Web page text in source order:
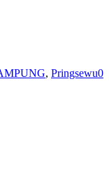
, Pringsewu0